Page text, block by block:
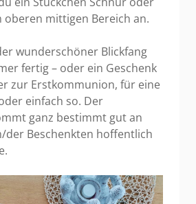
oberen mittigen Bereich an.
wunderschöner Blickfang
fertig – oder ein Geschenk
zur Erstkommunion, für eine
einfach so. Der
ganz bestimmt gut an
der Beschenkten hoffentlich